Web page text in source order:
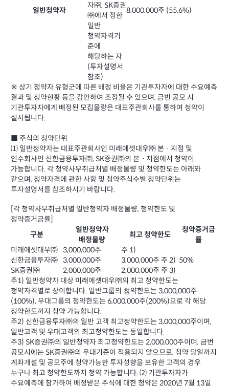
일반청약자
자㈜, SK증권
㈜에서 정한
일반
청약자격기
준에
해당하는 자
(투자설명서
참조)
8,000,000주 (55.6%)
※ 상기 청약자 유형군에 따른 배정 비율은 기관투자자에 대한 수요예측
결과 및 청약현황 등을 감안하여 조정될 수 있으며, 금번 공모 시
기관투자자에게 배정된 모집물량은 대표주관회사를 통하여 청약이
실시됩니다.
■ 주식의 청약단위
⑴ 일반청약자는 대표주관회사인 미래에셋대우㈜ 본ㆍ지점 및
인수회사인 신한금융투자㈜, SK증권㈜의 본ㆍ지점에서 청약이
가능합니다. 각 청약사무취급처별 배정물량 및 청약한도는 아래와
같으며, 청약자격에 관한 사항 및 청약주식수별 청약단위는
투자설명서를 참조하시기 바랍니다.
[각 청약사무취급처별 일반청약자 배정물량, 청약한도 및
청약증거금률]
구분
일반청약자
배정물량
최고 청약한도
청약증거금
률
미래에셋대우㈜ 3,000,000주
주 1)
50%
신한금융투자㈜ 3,000,000주
3,000,000주 주 2)
SK증권㈜
2,000,000주
2,000,000주 주 3)
주1) 일반청약자 대상 미래에셋대우㈜의 최고 청약한도는
청약자격별로 상이합니다. 일반그룹의 쳥약한도는 3,000,000주
(100%), 우대그룹의 청약한도는 6,000,000주(200%)으로 각 해당
청약한도까지 청약 가능합니다.
주2) 신한금융투자㈜의 일반 고객 최고청약한도는 3,000,000주이며,
일반고객 및 우대고객의 최고청약한도는 동일합니다.
주3) SK증권㈜의 일반청약자 최고청약한도는 2,000,000주이며, 금번
공모시에는 SK증권㈜의 우대기준이 적용되지 않으므로, 청약 당일까지
계좌개설 및 공모주에 청약가능한 투자성향을 보유한 고객의 경우
누구나 최고 청약한도까지 청약 가능합니다. ⑵ 기관투자자가
수요예측에 참가하여 배정받은 주식에 대한 청약은 2020년 7월 13일